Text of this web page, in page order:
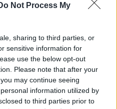
Not Process My
sharing to third parties, or
sensitive information for
use the below opt-out
Please note that after your
may continue seeing
information utilized by
to third parties prior to